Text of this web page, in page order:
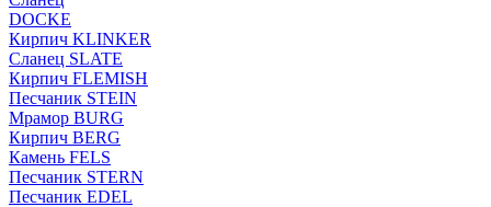
DOCKE
Кирпич KLINKER
Сланец SLATE
Кирпич FLEMISH
Пес­ча­ник STEIN
Мрамор BURG
Кирпич BERG
Камень FELS
Пес­ча­ник STERN
Пес­ча­ник EDEL